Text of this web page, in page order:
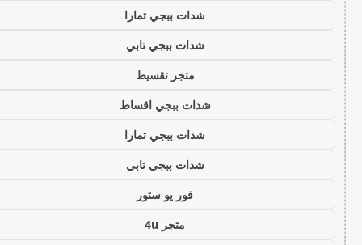
شدات ببجي تمارا
شدات ببجي تابي
متجر تقسيط
شدات ببجي اقساط
شدات ببجي تمارا
شدات ببجي تابي
فور يو ستور
متجر 4u